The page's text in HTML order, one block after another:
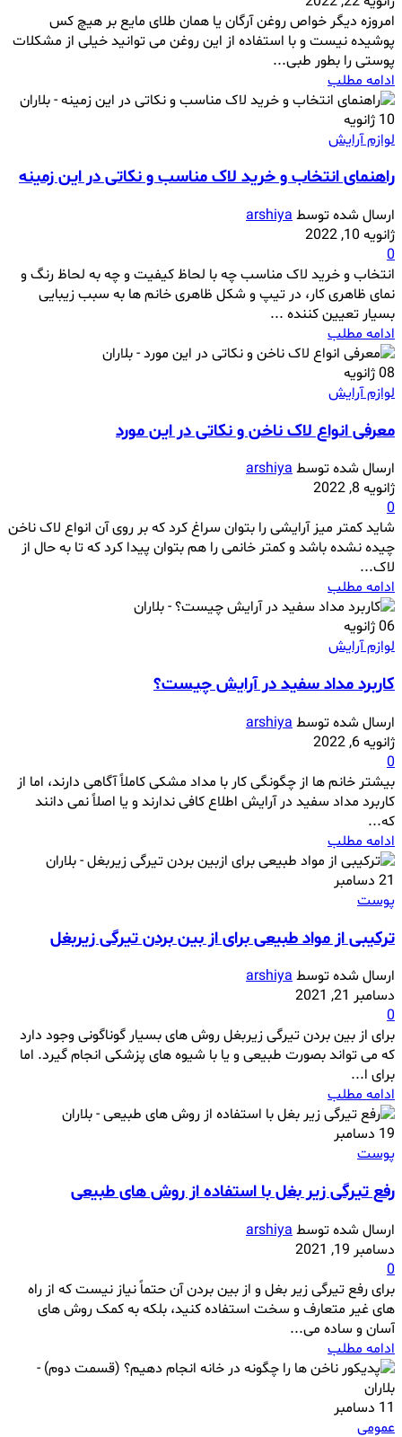
امروزه دیگر خواص روغن آرگان یا همان طلای مایع بر هیچ کس
پوشیده نیست و با استفاده از این روغن می توانید خیلی از مشکلات
پوستی را بطور طبی...
ادامه مطلب
10 ژانویه
لوازم آرایش
راهنمای انتخاب و خرید لاک مناسب و نکاتی در این زمینه
ارسال شده توسطarshiya
ژانویه 10, 2022
0
انتخاب و خرید لاک مناسب چه با لحاظ کیفیت و چه به لحاظ رنگ و
نمای ظاهری کار، در تیپ و شکل ظاهری خانم ها به سبب زیبایی
بسیار تعیین کننده ...
ادامه مطلب
08ژانویه
لوازم آرایش
معرفی انواع لاک ناخن و نکاتی در این مورد
ارسال شده توسطarshiya
ژانویه 8, 2022
0
شاید کمتر میز آرایشی را بتوان سراغ کرد که بر روی آن انواع لاک ناخن
چیده نشده باشد و کمتر خانمی را هم بتوان پیدا کرد که تا به حال از
لاک...
ادامه مطلب
06ژانویه
لوازم آرایش
کاربرد مداد سفید در آرایش چیست؟
ارسال شده توسطarshiya
ژانویه 6, 2022
0
بیشتر خانم ها از چگونگی کار با مداد مشکی کاملاً آگاهی دارند، اما از
کاربرد مداد سفید در آرایش اطلاع کافی ندارند و یا اصلاً نمی دانند
که...
ادامه مطلب
21 دسامبر
پوست
ترکیبی از مواد طبیعی برای از بین بردن تیرگی زیربغل
ارسال شده توسطarshiya
دسامبر 21, 2021
0
برای از بین بردن تیرگی زیربغل روش های بسیار گوناگونی وجود دارد
که می تواند بصورت طبیعی و یا با شیوه های پزشکی انجام گیرد. اما
برای ا...
ادامه مطلب
19 دسامبر
پوست
رفع تیرگی زیر بغل با استفاده از روش های طبیعی
ارسال شده توسطarshiya
دسامبر 19, 2021
0
برای رفع تیرگی زیر بغل و از بین بردن آن حتماً نیاز نیست که از راه
های غیر متعارف و سخت استفاده کنید، بلکه به کمک روش های
آسان و ساده می...
ادامه مطلب
11 دسامبر
عمومی